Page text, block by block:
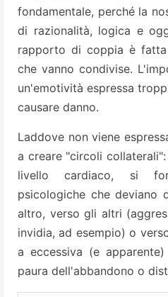
fondamentale, perché la
di razionalità, logica e
rapporto di coppia è
che vanno condivise.
un'emotività espressa
causare danno.
Laddove non viene
a creare "circoli
livello cardiaco, si
psicologiche che deviano
altro, verso gli altri
invidia, ad esempio) o
a eccessiva (e
paura dell'abbandono o